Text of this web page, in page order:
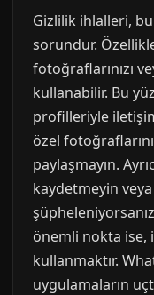
Gizlilik ihlalleri,
sorundur.
fotoğraflarınızı
kullanabilir. Bu
profilleriyle
özel
paylaşmayın.
kaydetmeyin
önemli nokta ise,
kullanmaktır.
uygulamaların